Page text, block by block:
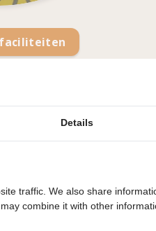
Details
traffic. We also share
combine it with other